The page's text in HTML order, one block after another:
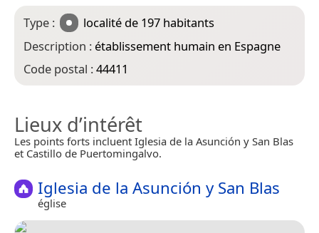
Type : localité de 197 habitants
Description : établissement humain en Espagne
Code postal :44411
Lieux d’intérêt
Les points forts incluent Iglesia de la Asunción y San Blas
et Castillo de Puertomingalvo.
Iglesia de la Asunción y San Blas
église